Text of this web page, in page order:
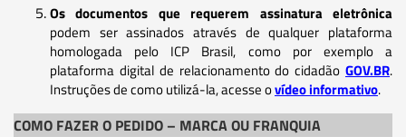
Os documentos que requerem assinatura eletrônica
podem ser assinados através de qualquer plataforma
homologada pelo ICP Brasil, como por exemplo a
plataforma digital de relacionamento do cidadão GOV.BR.
Instruções de como utilizá-la, acesse ovídeo informativo.
COMO FAZER O PEDIDO – MARCA OU FRANQUIA